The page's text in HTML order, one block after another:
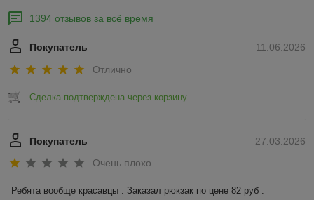
1394 отзывов за всё время
11.06.2026
Покупатель
Отлично
Сделка подтверждена через корзину
27.03.2026
Покупатель
Очень плохо
Ребята вообще красавцы . Заказал рюкзак по цене 82 руб .